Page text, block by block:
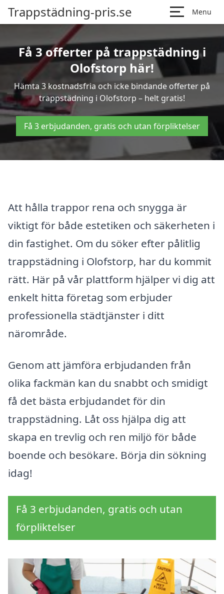
Trappstädning-pris.se Menu
Få 3 offerter på trappstädning i
Olofstorp här!
Hämta 3 kostnadsfria och icke bindande offerter på
trappstädning i Olofstorp – helt gratis!
Få 3 erbjudanden, gratis och utan förpliktelser
Att hålla trappor rena och snygga är
viktigt för både estetiken och säkerheten i
din fastighet. Om du söker efter pålitlig
trappstädning i Olofstorp, har du kommit
rätt. Här på vår plattform hjälper vi dig att
enkelt hitta företag som erbjuder
professionella städtjänster i ditt
närområde.
Genom att jämföra erbjudanden från
olika fackmän kan du snabbt och smidigt
få det bästa erbjudandet för din
trappstädning. Låt oss hjälpa dig att
skapa en trevlig och ren miljö för både
boende och besökare. Börja din sökning
idag!
Få 3 erbjudanden, gratis och utan
förpliktelser